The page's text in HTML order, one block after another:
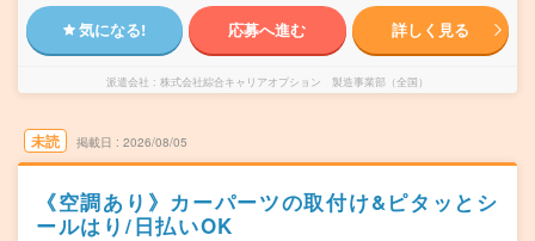
気になる! 応募へ進む 詳しく見る
派遣会社 株式会社綜合キャリアオプション 製造事業部（全国）
未読 掲載日 2026/08/05
《空調あり》カーパーツの取付け&ピタッとシ
ールはり/日払いOK